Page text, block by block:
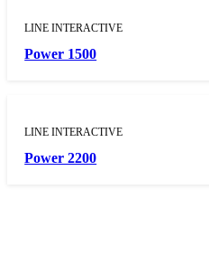
LINE INTERACTIVE
Power 1500
LINE INTERACTIVE
Power 2200